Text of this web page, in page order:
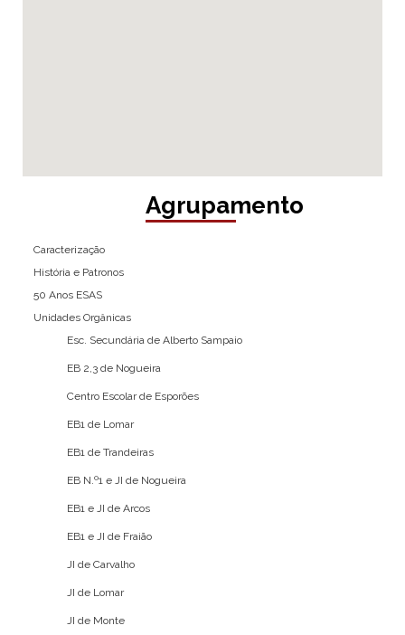
Agrupamento
Caracterização
História e Patronos
50 Anos ESAS
Unidades Orgânicas
Esc. Secundária de Alberto Sampaio
EB 2,3 de Nogueira
Centro Escolar de Esporões
EB1 de Lomar
EB1 de Trandeiras
EB N.º1 e JI de Nogueira
EB1 e JI de Arcos
EB1 e JI de Fraião
JI de Carvalho
JI de Lomar
JI de Monte